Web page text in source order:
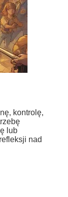
kontrolę,
lub
nad